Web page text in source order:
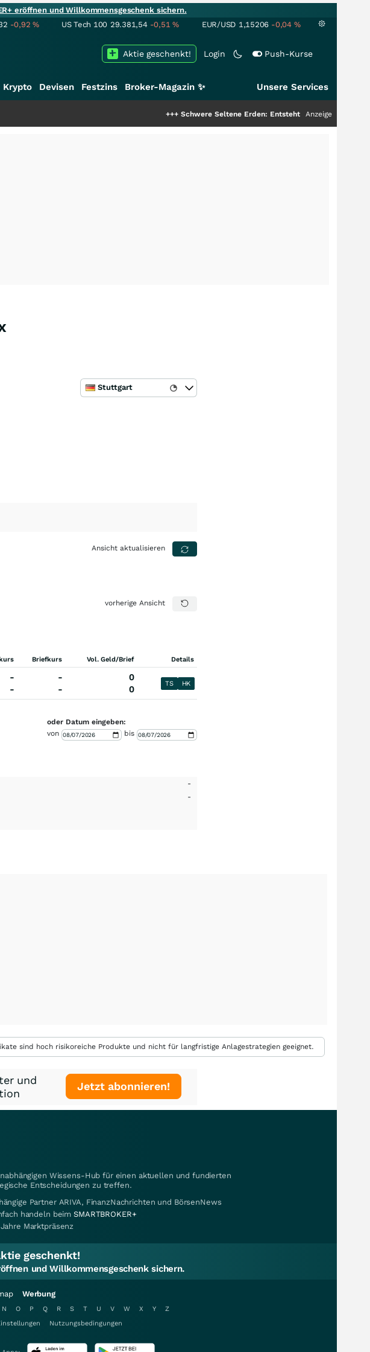
eröffnen und Willkommensgeschenk sichern.
-0,92% US Tech 100 29.381,54 -0,51% EUR/USD 1,15206 -0,04 %
Login Push-Kurse
Aktie geschenkt!
Krypto Devisen Festzins Broker-Magazin ✨ Unsere Services
Schwere Seltene Erden: Entsteht hier die nächste
Anzeige
Stuttgart
Ansicht aktualisieren
vorherige Ansicht
Briefkurs Vol. Geld/Brief Details
-
-
-
-
0
0
TS HK
oder Datum eingeben:
von
bis
-
-
sind hoch risikoreiche Produkte und nicht für langfristige Anlagestrategien geeignet.
und
Jetzt abonnieren!
Wissens-Hub für einen aktuellen und fundierten
Entscheidungen zu treffen.
Partner ARIVA, FinanzNachrichten und BörsenNews
handeln beimSMARTBROKER+
Marktpräsenz
geschenkt!
und Willkommensgeschenk sichern.
Werbung
N O P Q R S T U V W X Y
Z
Nutzungsbedingungen